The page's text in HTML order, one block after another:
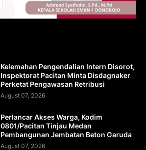
Kelemahan Pengendalian Intern Disorot,
Inspektorat Pacitan Minta Disdagnaker
Perketat Pengawasan Retribusi
August 07, 2026
Perlancar Akses Warga, Kodim
0801/Pacitan Tinjau Medan
Pembangunan Jembatan Beton Garuda
August 07, 2026